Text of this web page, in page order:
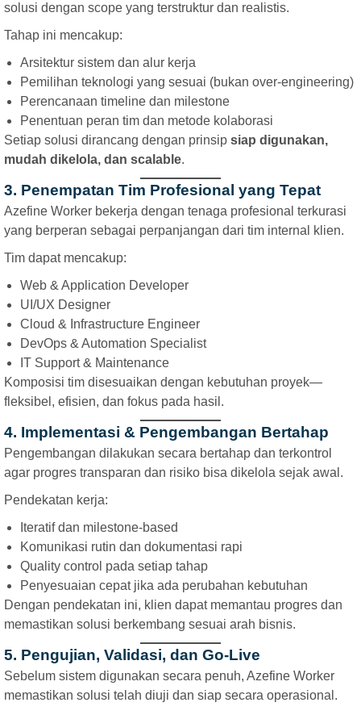
solusi dengan scope yang terstruktur dan realistis.
Tahap ini mencakup:
Arsitektur sistem dan alur kerja
Pemilihan teknologi yang sesuai (bukan over-engineering)
Perencanaan timeline dan milestone
Penentuan peran tim dan metode kolaborasi
Setiap solusi dirancang dengan prinsip siap digunakan,
mudah dikelola, dan scalable.
3. Penempatan Tim Profesional yang Tepat
Azefine Worker bekerja dengan tenaga profesional terkurasi
yang berperan sebagai perpanjangan dari tim internal klien.
Tim dapat mencakup:
Web & Application Developer
UI/UX Designer
Cloud & Infrastructure Engineer
DevOps & Automation Specialist
IT Support & Maintenance
Komposisi tim disesuaikan dengan kebutuhan proyek—
fleksibel, efisien, dan fokus pada hasil.
4. Implementasi & Pengembangan Bertahap
Pengembangan dilakukan secara bertahap dan terkontrol
agar progres transparan dan risiko bisa dikelola sejak awal.
Pendekatan kerja:
Iteratif dan milestone-based
Komunikasi rutin dan dokumentasi rapi
Quality control pada setiap tahap
Penyesuaian cepat jika ada perubahan kebutuhan
Dengan pendekatan ini, klien dapat memantau progres dan
memastikan solusi berkembang sesuai arah bisnis.
5. Pengujian, Validasi, dan Go-Live
Sebelum sistem digunakan secara penuh, Azefine Worker
memastikan solusi telah diuji dan siap secara operasional.